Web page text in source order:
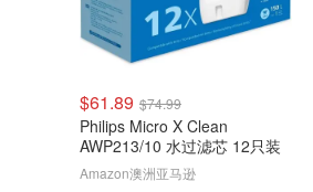
$61.89 $74.99
Philips Micro X Clean
AWP213/10 水过滤芯 12只装
Amazon澳洲亚马逊